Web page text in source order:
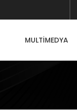
MULTİMEDYA